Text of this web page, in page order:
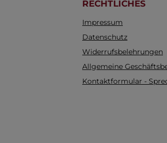
RECHTLICHES
Impressum
Datenschutz
Widerrufsbelehrungen
Allgemeine
Kontaktformular -